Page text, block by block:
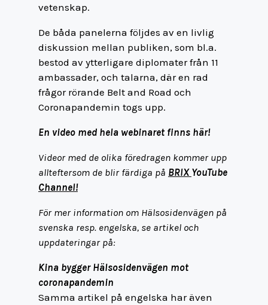
vetenskap.
De båda panelerna följdes av en livlig
diskussion mellan publiken, som bl.a.
bestod av ytterligare diplomater från 11
ambassader, och talarna, där en rad
frågor rörande Belt and Road och
Coronapandemin togs upp.
En video med hela webinaret finns här!
Videor med de olika föredragen kommer upp
allteftersom de blir färdiga på BRIX YouTube
Channel!
För mer information om Hälsosidenvägen på
svenska resp. engelska, se artikel och
uppdateringar på:
Kina bygger Hälsosidenvägen mot
coronapandemin
Samma artikel på engelska har även